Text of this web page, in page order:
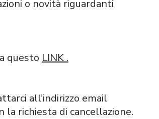
o novità riguardanti
questo LINK .
all'indirizzo email
la richiesta di cancellazione.